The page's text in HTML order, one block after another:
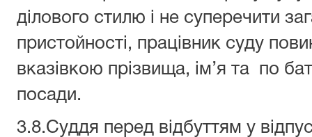
ділового стилю і не суперечити
пристойності, працівник суду
вказівкою прізвища, ім’я та по
посади.
3.8.Суддя перед відбуттям у